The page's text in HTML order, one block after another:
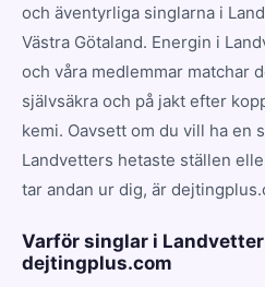
och äventyrliga singlarna i
Västra Götaland. Energin i
och våra medlemmar matchar
självsäkra och på jakt efter
kemi. Oavsett om du vill ha en
Landvetters hetaste ställen
tar andan ur dig, är
Varför singlar i
dejtingplus.com